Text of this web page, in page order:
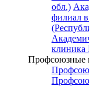
обл.)
филиал в
Профсоюзные